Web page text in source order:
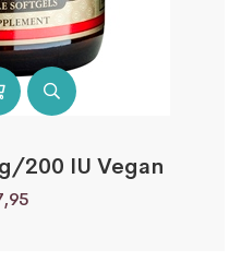
200 IU Vegan